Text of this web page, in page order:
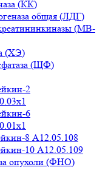
(КК)
общая (ЛДГ)
(МВ-
(ХЭ)
(ЩФ)
2
6
8 A12.05.108
10 A12.05.109
опухоли (ФНО)